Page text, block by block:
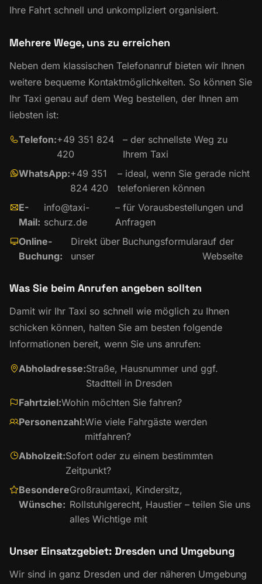
Ihre Fahrt schnell und unkompliziert organisiert.
Mehrere Wege, uns zu erreichen
Neben dem klassischen Telefonanruf bieten wir Ihnen
weitere bequeme Kontaktmöglichkeiten. So können Sie
Ihr Taxi genau auf dem Weg bestellen, der Ihnen am
liebsten ist:
Telefon:+49 351 824
420
– der schnellste Weg zu
Ihrem Taxi
WhatsApp:+49 351
824 420
– ideal, wenn Sie gerade nicht
telefonieren können
E-
Mail:
info@taxi-
schurz.de
– für Vorausbestellungen und
Anfragen
Online-
Buchung:
Direkt über
unser
Buchungsformularauf der
Webseite
Was Sie beim Anrufen angeben sollten
Damit wir Ihr Taxi so schnell wie möglich zu Ihnen
schicken können, halten Sie am besten folgende
Informationen bereit, wenn Sie uns anrufen:
Abholadresse:Straße, Hausnummer und ggf.
Stadtteil in Dresden
Fahrtziel:Wohin möchten Sie fahren?
Personenzahl:Wie viele Fahrgäste werden
mitfahren?
Abholzeit:Sofort oder zu einem bestimmten
Zeitpunkt?
Besondere
Wünsche:
Großraumtaxi, Kindersitz,
Rollstuhlgerecht, Haustier – teilen Sie uns
alles Wichtige mit
Unser Einsatzgebiet: Dresden und Umgebung
Wir sind in ganz Dresden und der näheren Umgebung